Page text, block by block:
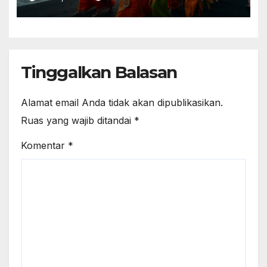
Tinggalkan Balasan
Alamat email Anda tidak akan dipublikasikan.
Ruas yang wajib ditandai *
Komentar *